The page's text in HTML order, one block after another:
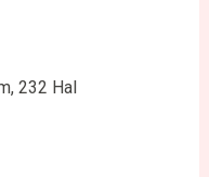
232 Hal